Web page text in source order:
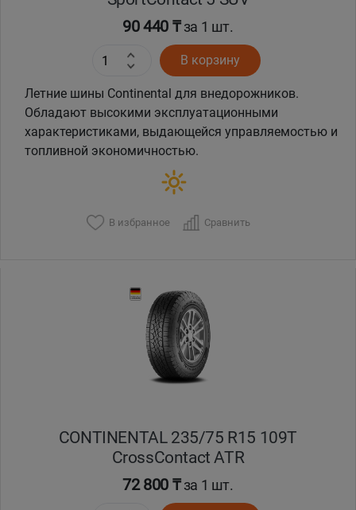
90 440 ₸за 1 шт.
В корзину
Летние шины Continental для внедорожников.
Обладают высокими эксплуатационными
характеристиками, выдающейся управляемостью и
топливной экономичностью.
В избранное Сравнить
CONTINENTAL 235/75 R15 109T
CrossContact ATR
72 800 ₸за 1 шт.